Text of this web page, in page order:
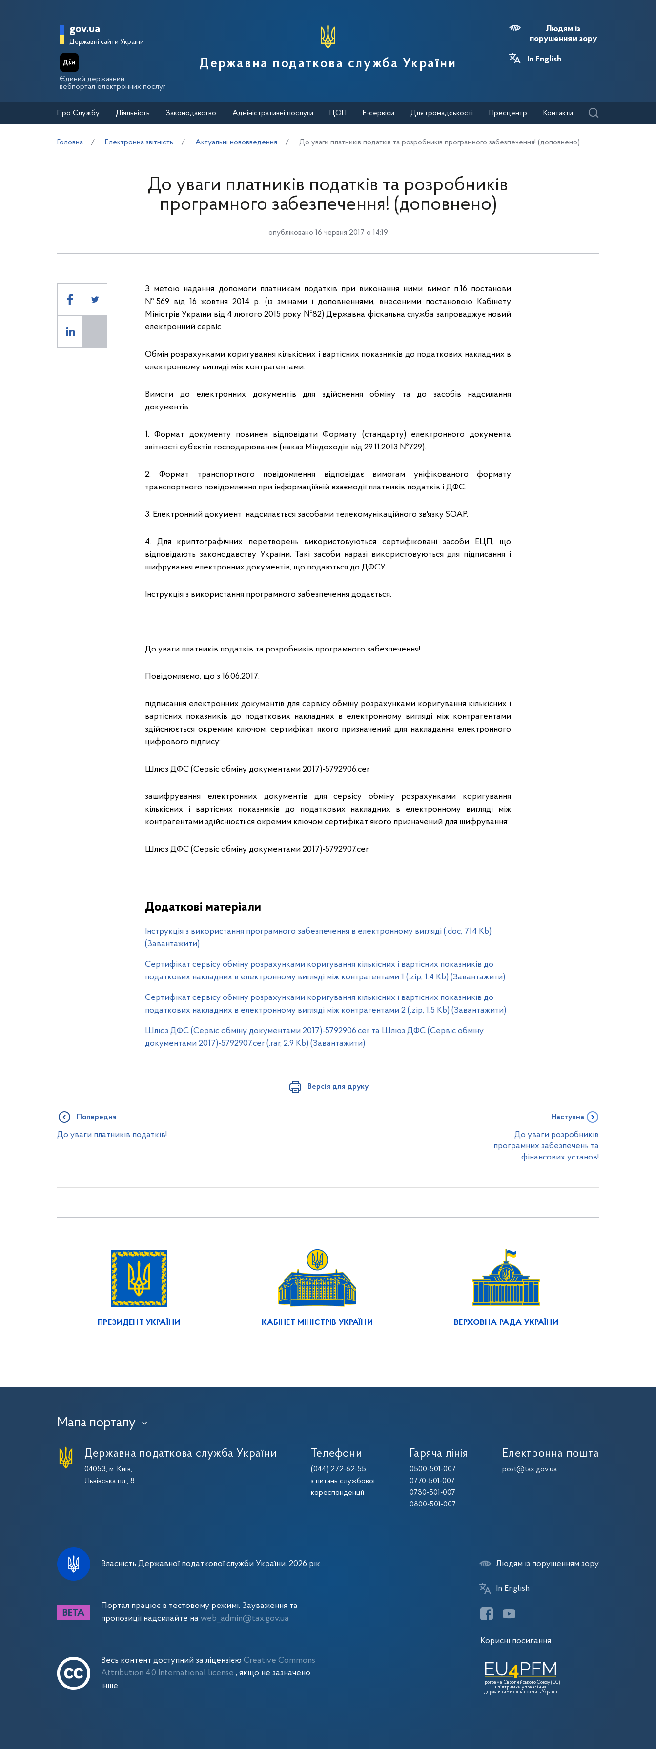
Головна сторінка Державної податкової служби України
gov.ua
Державні сайти України
Єдиний державний
вебпортал електронних послуг
Державна податкова служба України
Людям із
порушенням зору
In English
Про Службу Діяльність Законодавство Адміністративні послуги ЦОП Е-сервіси Для громадськості Пресцентр Контакти
Головна Електронна звітність Актуальні нововведення До уваги платників податків та розробників програмного забезпечення! (доповнено)
До уваги платників податків та розробників
програмного забезпечення! (доповнено)
опубліковано 16 червня 2017 о 14:19
З метою надання допомоги платникам податків при виконання ними вимог п.16 постанови
№569 від 16 жовтня 2014 р. (із змінами і доповненнями, внесеними постановою Кабінету
Міністрів України від 4 лютого 2015 року №82) Державна фіскальна служба запроваджує новий
електронний сервіс
Обмін розрахунками коригування кількісних і вартісних показників до податкових накладних в
електронному вигляді між контрагентами.
Вимоги до електронних документів для здійснення обміну та до засобів надсилання
документів:
1. Формат документу повинен відповідати Формату (стандарту) електронного документа
звітності суб’єктів господарювання (наказ Міндоходів від 29.11.2013 №729).
2. Формат транспортного повідомлення відповідає вимогам уніфікованого формату
транспортного повідомлення при інформаційній взаємодії платників податків і ДФС.
3. Електронний документ надсилається засобами телекомунікаційного зв'язку SOAP.
4. Для криптографічних перетворень використовуються сертифіковані засоби ЕЦП, що
відповідають законодавству України. Такі засоби наразі використовуються для підписання і
шифрування електронних документів, що подаються до ДФСУ.
Інструкція з використання програмного забезпечення додається.
До уваги платників податків та розробників програмного забезпечення!
Повідомляємо, що з 16.06.2017:
підписання електронних документів для сервісу обміну розрахунками коригування кількісних і
вартісних показників до податкових накладних в електронному вигляді між контрагентами
здійснюється окремим ключом, сертифікат якого призначений для накладання електронного
цифрового підпису:
Шлюз ДФС (Сервіс обміну документами 2017)-5792906.cer
зашифрування електронних документів для сервісу обміну розрахунками коригування
кількісних і вартісних показників до податкових накладних в електронному вигляді між
контрагентами здійснюється окремим ключом сертифікат якого призначений для шифрування:
Шлюз ДФС (Сервіс обміну документами 2017)-5792907.cer
Додаткові матеріали
Інструкція з використання програмного забезпечення в електронному вигляді (.doc, 714 Kb)
(Завантажити)
Сертифікат сервісу обміну розрахунками коригування кількісних і вартісних показників до
податкових накладних в електронному вигляді між контрагентами 1 (.zip, 1.4 Kb) (Завантажити)
Сертифікат сервісу обміну розрахунками коригування кількісних і вартісних показників до
податкових накладних в електронному вигляді між контрагентами 2 (.zip, 1.5 Kb) (Завантажити)
Шлюз ДФС (Сервіс обміну документами 2017)-5792906.cer та Шлюз ДФС (Сервіс обміну
документами 2017)-5792907.cer (.rar, 2.9 Kb) (Завантажити)
Версія для друку
Попередня
До уваги платників податків!
Наступна
До уваги розробників
програмних забезпечень та
фінансових установ!
ПРЕЗИДЕНТ УКРАЇНИ КАБІНЕТ МІНІСТРІВ УКРАЇНИ ВЕРХОВНА РАДА УКРАЇНИ
Мапа порталу ›
Державна податкова служба України
04053, м. Київ,
Львівська пл., 8
Телефони
(044) 272-62-55
з питань службової
кореспонденції
Гаряча лінія
0500-501-007
0770-501-007
0730-501-007
0800-501-007
Електронна пошта
post@tax.gov.ua
Власність Державної податкової служби України. 2026 рік
Портал працює в тестовому режимі. Зауваження та
пропозиції надсилайте на web_admin@tax.gov.ua
Весь контент доступний за ліцензією Creative Commons
Attribution 4.0 International license , якщо не зазначено
інше.
Людям із порушенням зору
In English
Корисні посилання
Програма Європейського Союзу (ЄС)
з підтримки управління
державними фінансами в Україні